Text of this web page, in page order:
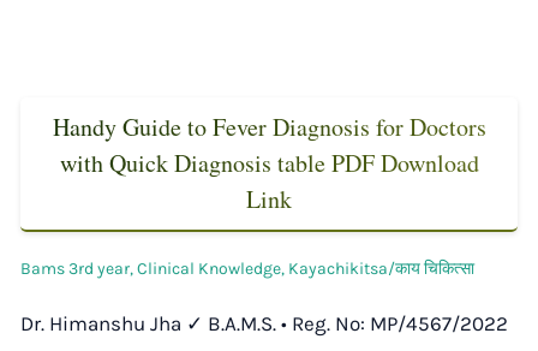
Handy Guide to Fever Diagnosis for Doctors
with Quick Diagnosis table PDF Download
Link
Bams 3rd year,Clinical Knowledge, Kayachikitsa/काय चिकित्सा
Dr. Himanshu Jha ✓ B.A.M.S. • Reg. No: MP/4567/2022